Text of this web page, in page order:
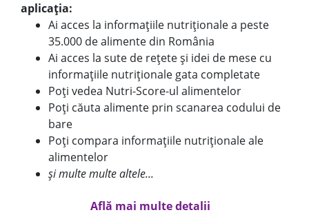
aplicația:
Ai acces la informațiile nutriționale a peste
35.000 de alimente din România
Ai acces la sute de rețete și idei de mese cu
informațiile nutriționale gata completate
Poți vedea Nutri-Score-ul alimentelor
Poți căuta alimente prin scanarea codului de
bare
Poți compara informațiile nutriționale ale
alimentelor
și multe multe altele...
Află mai multe detalii